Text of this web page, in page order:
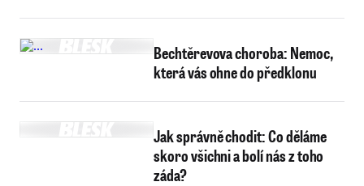
Bechtěrevova choroba: Nemoc,
která vás ohne do předklonu
Jak správně chodit: Co děláme
skoro všichni a bolí nás z toho
záda?